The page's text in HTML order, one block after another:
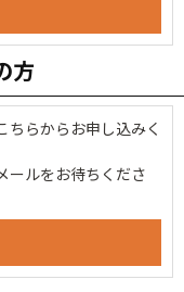
方
らからお申し込みく
ールをお待ちくださ